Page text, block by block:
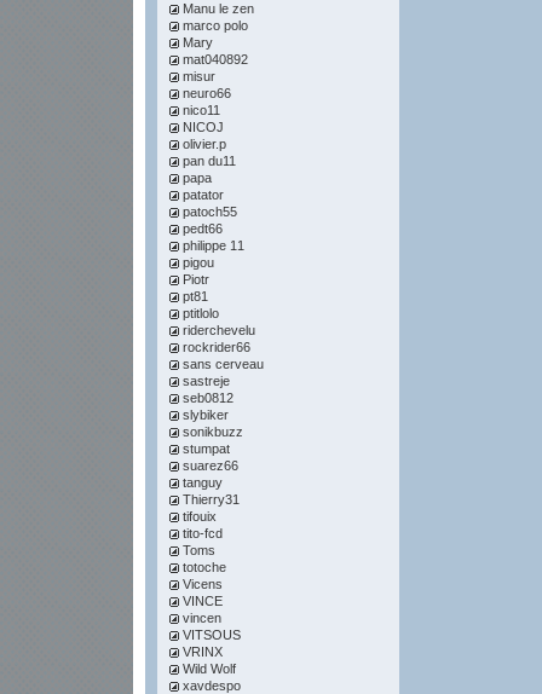
Manu le zen
marco polo
Mary
mat040892
misur
neuro66
nico11
NICOJ
olivier.p
pan du11
papa
patator
patoch55
pedt66
philippe 11
pigou
Piotr
pt81
ptitlolo
riderchevelu
rockrider66
sans cerveau
sastreje
seb0812
slybiker
sonikbuzz
stumpat
suarez66
tanguy
Thierry31
tifouix
tito-fcd
Toms
totoche
Vicens
VINCE
vincen
VITSOUS
VRINX
Wild Wolf
xavdespo